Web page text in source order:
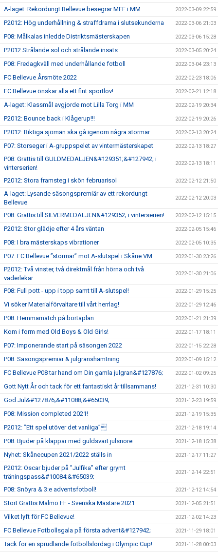
A-laget: Rekordungt Bellevue besegrar MFF i MM 2022-03-09 22:59
P2012: Hög underhållning & straffdrama i slutsekunderna 2022-03-06 21:03
P08: Målkalas inledde Distriktsmästerskapen 2022-03-06 15:28
P2012 Strålande sol och strålande insats 2022-03-05 20:24
P08: Fredagkväll med underhållande fotboll 2022-03-04 23:13
FC Bellevue Årsmöte 2022 2022-02-23 18:06
FC Bellevue önskar alla ett fint sportlov! 2022-02-21 12:18
A-laget: Klassmål avgjorde mot Lilla Torg i MM 2022-02-19 20:34
P2012: Bounce back i Klågerup!!! 2022-02-19 20:26
P2012: Riktiga sjömän ska gå igenom några stormar 2022-02-13 20:24
P07: Storseger i A-gruppspelet av vintermästerskapet 2022-02-13 18:27
P08: Grattis till GULDMEDALJEN&#129351;&#127942; i
vinterserien!
2022-02-13 18:11
P2012: Stora framsteg i skön februarisol 2022-02-12 21:50
A-laget: Lysande säsongspremiär av ett rekordungt
Bellevue
2022-02-12 20:03
P08: Grattis till SILVERMEDALJEN&#129352; i vinterserien! 2022-02-12 15:15
P2012: Stor glädje efter 4 års väntan 2022-02-05 15:46
P08: I bra mästerskaps vibrationer 2022-02-05 10:35
P07: FC Bellevue ”stormar” mot A-slutspel i Skåne VM 2022-01-30 23:26
P2012: Två vinster, två direktmål från hörna och två
väderlekar
2022-01-30 21:06
P08: Full pott - upp i topp samt till A-slutspel! 2022-01-29 15:25
Vi söker Materialförvaltare till vårt herrlag! 2022-01-29 12:46
P08: Hemmamatch på bortaplan 2022-01-21 21:39
Kom i form med Old Boys & Old Girls! 2022-01-17 18:11
P07: Imponerande start på säsongen 2022 2022-01-15 22:28
P08: Säsongspremiär & julgranshämtning 2022-01-09 15:12
FC Bellevue P08 tar hand om Din gamla julgran&#127876; 2022-01-02 09:25
Gott Nytt År och tack för ett fantastiskt år tillsammans! 2021-12-31 10:30
God Jul&#127876;&#11088;&#65039; 2021-12-23 19:59
P08: Mission completed 2021! 2021-12-19 15:35
P2012: ”Ett spel utöver det vanliga” 2021-12-18 19:14
P08: Bjuder på klappar med guldsvart julsnöre 2021-12-18 15:38
Nyhet: Skånecupen 2021/2022 ställs in 2021-12-17 11:27
P2012: Oscar bjuder på ”Julfika” efter grymt
träningspass&#10084;&#65039;
2021-12-14 22:51
P08: Snöyra & 3:e adventsfotboll! 2021-12-12 14:54
Stort Grattis Malmö FF - Svenska Mästare 2021 2021-12-05 21:51
Vilket lyft för FC Bellevue! 2021-12-02 14:23
FC Bellevue Fotbollsgala på första advent&#127942; 2021-11-29 18:01
Tack för en sprudlande fotbollslördag i Olympic Cup! 2021-11-28 00:03